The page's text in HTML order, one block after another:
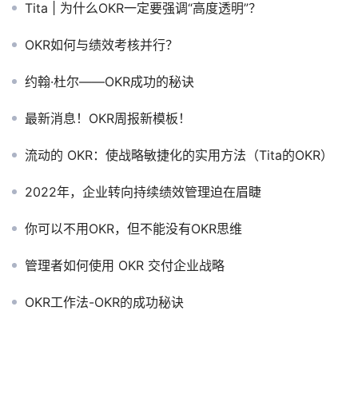
Tita | 为什么OKR一定要强调“高度透明”？
OKR如何与绩效考核并行？
约翰·杜尔——OKR成功的秘诀
最新消息！OKR周报新模板！
流动的 OKR：使战略敏捷化的实用方法（Tita的OKR）
2022年，企业转向持续绩效管理迫在眉睫
你可以不用OKR，但不能没有OKR思维
管理者如何使用 OKR 交付企业战略
OKR工作法-OKR的成功秘诀